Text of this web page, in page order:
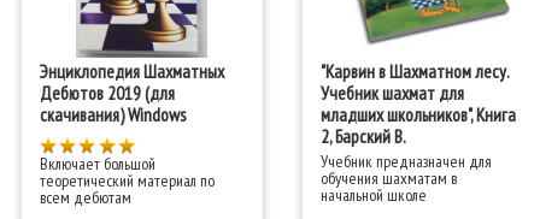
Энциклопедия Шахматных
Дебютов 2019 (для
скачивания) Windows
Включает большой
теоретический материал по
всем дебютам
"Карвин в Шахматном лесу.
Учебник шахмат для
младших школьников", Книга
2, Барский В.
​Учебник предназначен для
обучения шахматам в
начальной школе